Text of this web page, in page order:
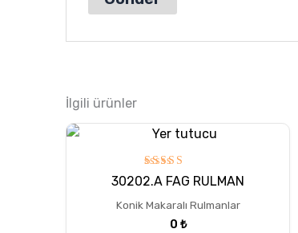
İlgili ürünler
5
üzerinden
oy aldı
30202.A FAG RULMAN
Konik Makaralı Rulmanlar
0 ₺